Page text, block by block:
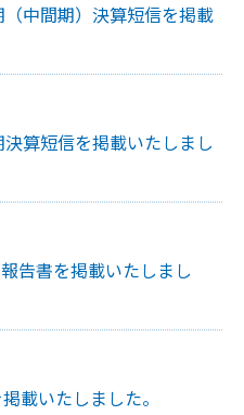
中間期）決算短信を掲載
算短信を掲載いたしまし
告書を掲載いたしまし
載いたしました。